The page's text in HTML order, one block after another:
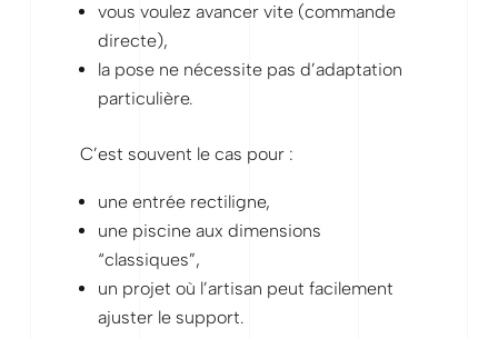
vous voulez avancer vite (commande
directe),
la pose ne nécessite pas d’adaptation
particulière.
C’est souvent le cas pour :
une entrée rectiligne,
une piscine aux dimensions
“classiques”,
un projet où l’artisan peut facilement
ajuster le support.